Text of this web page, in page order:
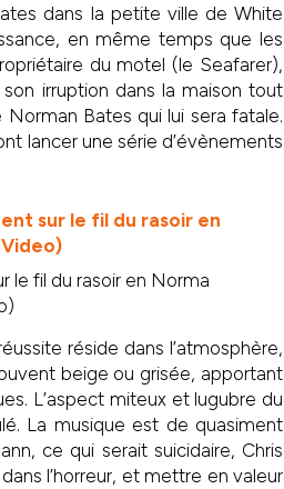
dans la petite ville de White
en même temps que les
du motel (le Seafarer),
irruption dans la maison tout
Bates qui lui sera fatale.
lancer une série d’évènements
le fil du rasoir en Norma
réside dans l’atmosphère,
beige ou grisée, apportant
L’aspect miteux et lugubre du
La musique est de quasiment
ce qui serait suicidaire, Chris
l’horreur, et mettre en valeur